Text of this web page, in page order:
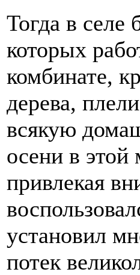
Тогда в селе
которых
комбинате,
дерева,
всякую
осени в этой
привлекая
установил
потек